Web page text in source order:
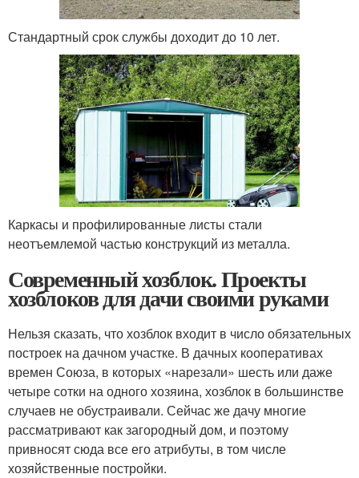
Стандартный срок службы доходит до 10 лет.
Каркасы и профилированные листы стали
неотъемлемой частью конструкций из металла.
Современный хозблок. Проекты
хозблоков для дачи своими руками
Нельзя сказать, что хозблок входит в число обязательных
построек на дачном участке. В дачных кооперативах
времен Союза, в которых «нарезали» шесть или даже
четыре сотки на одного хозяина, хозблок в большинстве
случаев не обустраивали. Сейчас же дачу многие
рассматривают как загородный дом, и поэтому
привносят сюда все его атрибуты, в том числе
хозяйственные постройки.